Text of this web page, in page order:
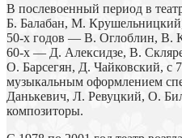
В послевоенный период в
Б. Балабан, М.
50-х годов — В. Оглоблин, В.
60-х — Д. Алексидзе, В.
О. Барсегян, Д. Чайковский,
музыкальным оформлением
Данькевич, Л. Ревуцкий, О.
композиторы.